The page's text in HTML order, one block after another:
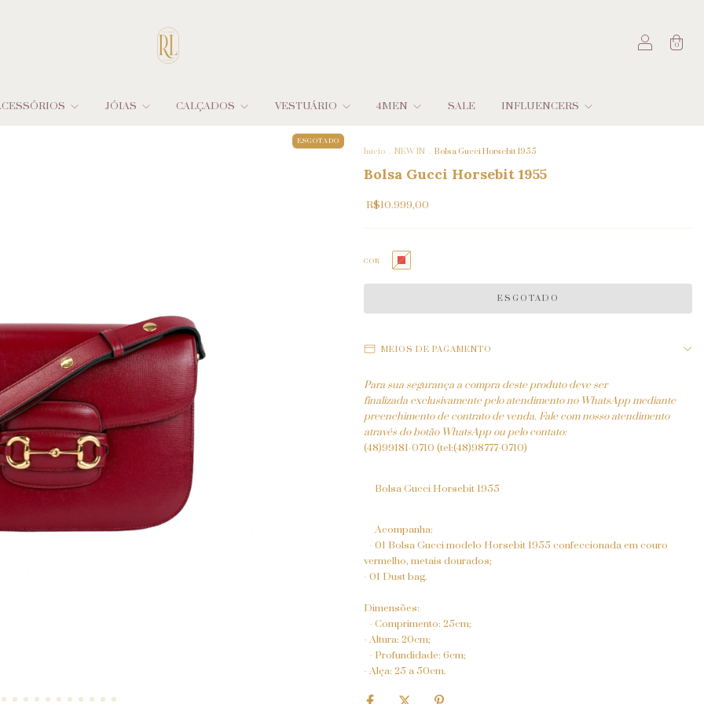
0
JÓIAS CALÇADOS VESTUÁRIO 4MEN SALE INFLUENCERS
ESGOTADO
Início . NEW IN . Bolsa Gucci Horsebit 1955
Bolsa Gucci Horsebit 1955
R$10.999,00
COR
MEIOS DE PAGAMENTO
Para sua segurança a compra deste produto deve ser
finalizada exclusivamente pelo atendimento no WhatsApp mediante
preenchimento de contrato de venda. Fale com nosso atendimento
através do botão WhatsApp ou pelo contato:
(48)99181-0710 (tel:(48)98777-0710)
Bolsa Gucci Horsebit 1955
Acompanha:
- 01 Bolsa Gucci modelo Horsebit 1955 confeccionada em couro
vermelho, metais dourados;
- 01 Dust bag.
Dimensões:
- Comprimento: 25cm;
- Altura: 20cm;
- Profundidade: 6cm;
- Alça: 25 a 50cm.